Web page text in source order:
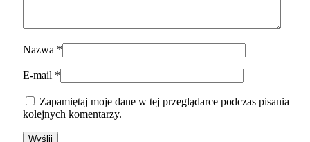
Nazwa *
E-mail *
Zapamiętaj moje dane w tej przeglądarce podczas pisania
kolejnych komentarzy.